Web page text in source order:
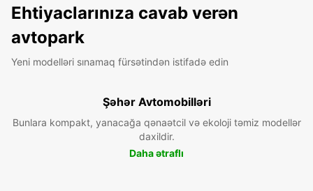
Ehtiyaclarınıza cavab verən
avtopark
Yeni modelləri sınamaq fürsətindən istifadə edin
Şəhər Avtomobilləri
Bunlara kompakt, yanacağa qənaətcil və ekoloji təmiz modellər
daxildir.
Daha ətraflı